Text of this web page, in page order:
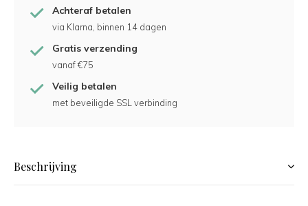
Achteraf betalen
via Klarna, binnen 14 dagen
Gratis verzending
vanaf €75
Veilig betalen
met beveiligde SSL verbinding
Beschrijving